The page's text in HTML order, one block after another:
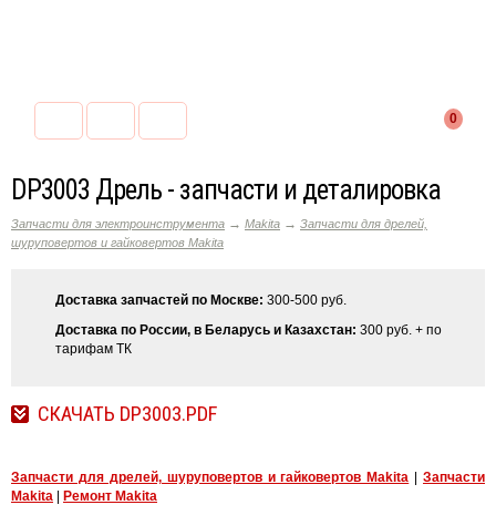
0
DP3003 Дрель - запчасти и деталировка
Запчасти для электроинструмента → Makita → Запчасти для дрелей,
шуруповертов и гайковертов Makita
Доставка запчастей по Москве: 300-500 руб.
Доставка по России, в Беларусь и Казахстан: 300 руб. + по
тарифам ТК
СКАЧАТЬ DP3003.PDF
Запчасти для дрелей, шуруповертов и гайковертов Makita
Запчасти
Makita
Ремонт Makita